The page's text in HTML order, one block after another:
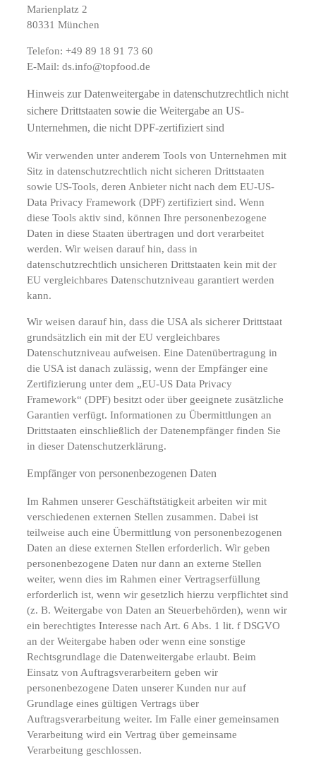
Marienplatz 2
80331 München
Telefon: +49 89 18 91 73 60
E-Mail: ds.info@topfood.de
Hinweis zur Datenweitergabe in datenschutzrechtlich nicht
sichere Drittstaaten sowie die Weitergabe an US-
Unternehmen, die nicht DPF-zertifiziert sind
Wir verwenden unter anderem Tools von Unternehmen mit
Sitz in datenschutzrechtlich nicht sicheren Drittstaaten
sowie US-Tools, deren Anbieter nicht nach dem EU-US-
Data Privacy Framework (DPF) zertifiziert sind. Wenn
diese Tools aktiv sind, können Ihre personenbezogene
Daten in diese Staaten übertragen und dort verarbeitet
werden. Wir weisen darauf hin, dass in
datenschutzrechtlich unsicheren Drittstaaten kein mit der
EU vergleichbares Datenschutzniveau garantiert werden
kann.
Wir weisen darauf hin, dass die USA als sicherer Drittstaat
grundsätzlich ein mit der EU vergleichbares
Datenschutzniveau aufweisen. Eine Datenübertragung in
die USA ist danach zulässig, wenn der Empfänger eine
Zertifizierung unter dem „EU-US Data Privacy
Framework“ (DPF) besitzt oder über geeignete zusätzliche
Garantien verfügt. Informationen zu Übermittlungen an
Drittstaaten einschließlich der Datenempfänger finden Sie
in dieser Datenschutzerklärung.
Empfänger von personenbezogenen Daten
Im Rahmen unserer Geschäftstätigkeit arbeiten wir mit
verschiedenen externen Stellen zusammen. Dabei ist
teilweise auch eine Übermittlung von personenbezogenen
Daten an diese externen Stellen erforderlich. Wir geben
personenbezogene Daten nur dann an externe Stellen
weiter, wenn dies im Rahmen einer Vertragserfüllung
erforderlich ist, wenn wir gesetzlich hierzu verpflichtet sind
(z. B. Weitergabe von Daten an Steuerbehörden), wenn wir
ein berechtigtes Interesse nach Art. 6 Abs. 1 lit. f DSGVO
an der Weitergabe haben oder wenn eine sonstige
Rechtsgrundlage die Datenweitergabe erlaubt. Beim
Einsatz von Auftragsverarbeitern geben wir
personenbezogene Daten unserer Kunden nur auf
Grundlage eines gültigen Vertrags über
Auftragsverarbeitung weiter. Im Falle einer gemeinsamen
Verarbeitung wird ein Vertrag über gemeinsame
Verarbeitung geschlossen.